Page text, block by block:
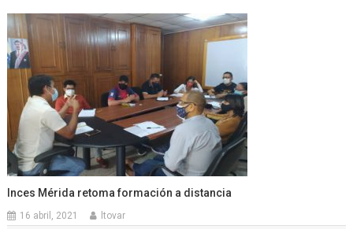
Inces Mérida retoma formación a distancia
16 abril, 2021 ltovar